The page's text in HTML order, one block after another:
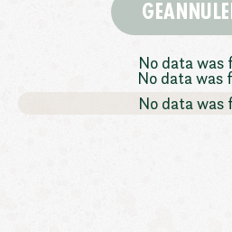
No data was
No data was
No data was